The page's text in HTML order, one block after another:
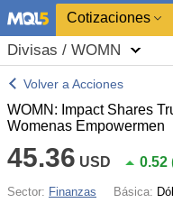
Cotizaciones
Divisas / WOMN
Volver a Acciones
WOMN: Impact Shares
Womenas Empowermen
45.36 USD 0.52
Sector: Finanzas Básica: